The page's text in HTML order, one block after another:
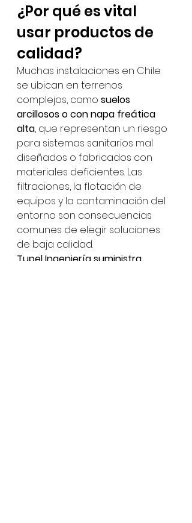
¿Por qué es vital
usar productos de
calidad?
Muchas instalaciones en Chile
se ubican en terrenos
complejos, como suelos
arcillosos o con napa freática
alta, que representan un riesgo
para sistemas sanitarios mal
diseñados o fabricados con
materiales deficientes. Las
filtraciones, la flotación de
equipos y la contaminación del
entorno son consecuencias
comunes de elegir soluciones
de baja calidad.
Tupel Ingeniería suministra